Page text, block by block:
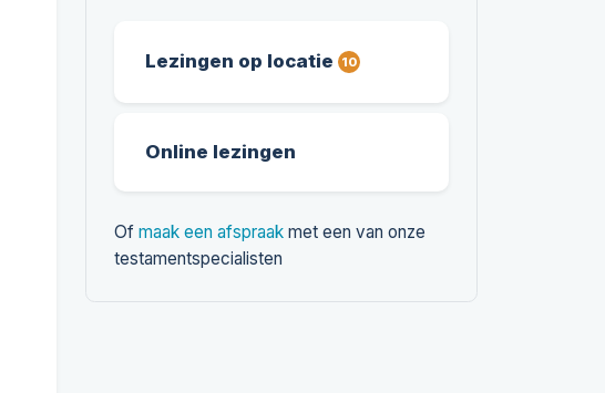
Lezingen op locatie 10
Online lezingen
Ofmaak een afspraak met een van onze
testamentspecialisten